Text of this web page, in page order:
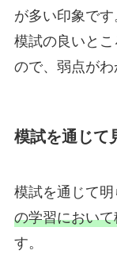
が多い印象です
模試の良いと
ので、弱点がわ
模試を通じて
模試を通じて明
の学習におい
す。